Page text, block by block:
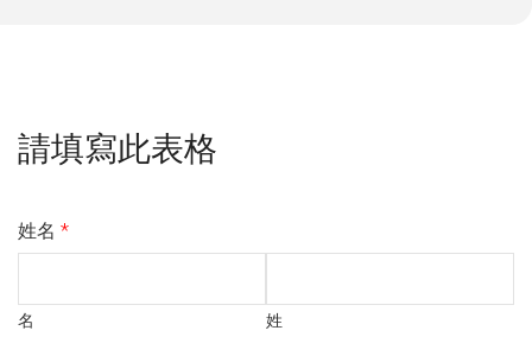
請填寫此表格
姓名 *
名 姓